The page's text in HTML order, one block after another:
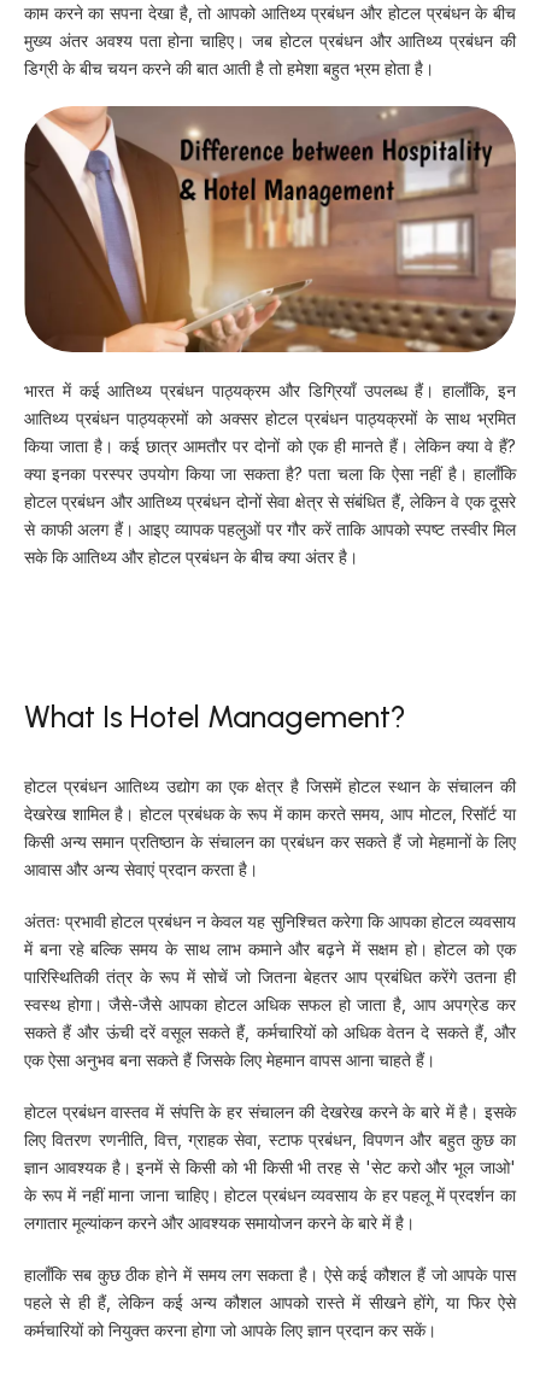
काम करने का सपना देखा है, तो आपको आतिथ्य प्रबंधन और होटल प्रबंधन के बीच
मुख्य अंतर अवश्य पता होना चाहिए। जब होटल प्रबंधन और आतिथ्य प्रबंधन की
डिग्री के बीच चयन करने की बात आती है तो हमेशा बहुत भ्रम होता है।
भारत में कई आतिथ्य प्रबंधन पाठ्यक्रम और डिग्रियाँ उपलब्ध हैं। हालाँकि, इन
आतिथ्य प्रबंधन पाठ्यक्रमों को अक्सर होटल प्रबंधन पाठ्यक्रमों के साथ भ्रमित
किया जाता है। कई छात्र आमतौर पर दोनों को एक ही मानते हैं। लेकिन क्या वे हैं?
क्या इनका परस्पर उपयोग किया जा सकता है? पता चला कि ऐसा नहीं है। हालाँकि
होटल प्रबंधन और आतिथ्य प्रबंधन दोनों सेवा क्षेत्र से संबंधित हैं, लेकिन वे एक दूसरे
से काफी अलग हैं। आइए व्यापक पहलुओं पर गौर करें ताकि आपको स्पष्ट तस्वीर मिल
सके कि आतिथ्य और होटल प्रबंधन के बीच क्या अंतर है।
What Is Hotel Management?
होटल प्रबंधन आतिथ्य उद्योग का एक क्षेत्र है जिसमें होटल स्थान के संचालन की
देखरेख शामिल है। होटल प्रबंधक के रूप में काम करते समय, आप मोटल, रिसॉर्ट या
किसी अन्य समान प्रतिष्ठान के संचालन का प्रबंधन कर सकते हैं जो मेहमानों के लिए
आवास और अन्य सेवाएं प्रदान करता है।
अंततः प्रभावी होटल प्रबंधन न केवल यह सुनिश्चित करेगा कि आपका होटल व्यवसाय
में बना रहे बल्कि समय के साथ लाभ कमाने और बढ़ने में सक्षम हो। होटल को एक
पारिस्थितिकी तंत्र के रूप में सोचें जो जितना बेहतर आप प्रबंधित करेंगे उतना ही
स्वस्थ होगा। जैसे-जैसे आपका होटल अधिक सफल हो जाता है, आप अपग्रेड कर
सकते हैं और ऊंची दरें वसूल सकते हैं, कर्मचारियों को अधिक वेतन दे सकते हैं, और
एक ऐसा अनुभव बना सकते हैं जिसके लिए मेहमान वापस आना चाहते हैं।
होटल प्रबंधन वास्तव में संपत्ति के हर संचालन की देखरेख करने के बारे में है। इसके
लिए वितरण रणनीति, वित्त, ग्राहक सेवा, स्टाफ प्रबंधन, विपणन और बहुत कुछ का
ज्ञान आवश्यक है। इनमें से किसी को भी किसी भी तरह से 'सेट करो और भूल जाओ'
के रूप में नहीं माना जाना चाहिए। होटल प्रबंधन व्यवसाय के हर पहलू में प्रदर्शन का
लगातार मूल्यांकन करने और आवश्यक समायोजन करने के बारे में है।
हालाँकि सब कुछ ठीक होने में समय लग सकता है। ऐसे कई कौशल हैं जो आपके पास
पहले से ही हैं, लेकिन कई अन्य कौशल आपको रास्ते में सीखने होंगे, या फिर ऐसे
कर्मचारियों को नियुक्त करना होगा जो आपके लिए ज्ञान प्रदान कर सकें।